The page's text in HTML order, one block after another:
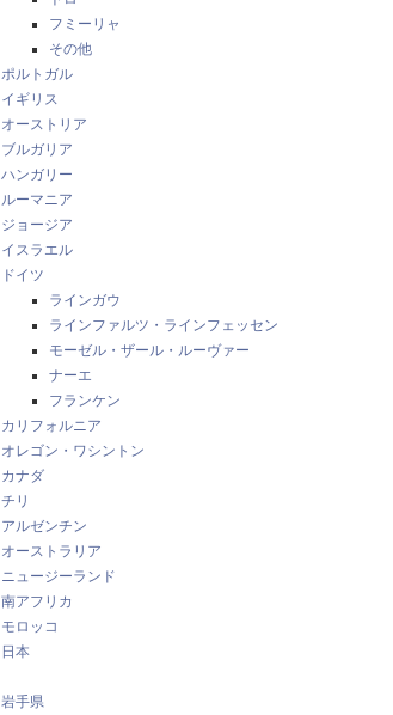
フミーリャ
その他
ポルトガル
イギリス
オーストリア
ブルガリア
ハンガリー
ルーマニア
ジョージア
イスラエル
ドイツ
ラインガウ
ラインファルツ・ラインフェッセン
モーゼル・ザール・ルーヴァー
ナーエ
フランケン
カリフォルニア
オレゴン・ワシントン
カナダ
チリ
アルゼンチン
オーストラリア
ニュージーランド
南アフリカ
モロッコ
日本
岩手県